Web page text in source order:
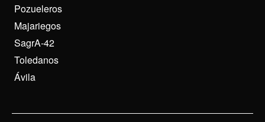
Pozueleros
Majariegos
SagrA-42
Toledanos
Ávila